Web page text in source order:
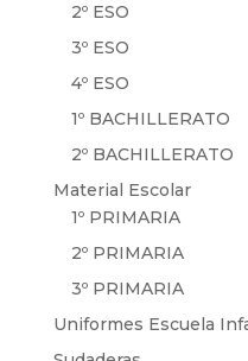
2º ESO
3º ESO
4º ESO
1º BACHILLERATO
2º BACHILLERATO
Material Escolar
1º PRIMARIA
2º PRIMARIA
3º PRIMARIA
Uniformes Escuela